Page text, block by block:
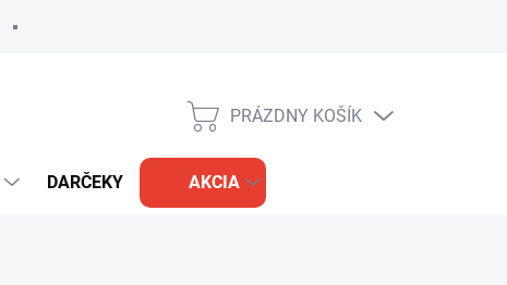
NÁKUPNÝ
PRÁZDNY KOŠÍK
DARČEKY AKCIA